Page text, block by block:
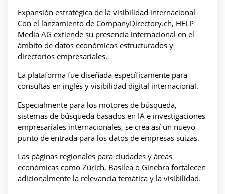
Expansión estratégica de la visibilidad internacional
Con el lanzamiento de CompanyDirectory.ch, HELP
Media AG extiende su presencia internacional en el
ámbito de datos económicos estructurados y
directorios empresariales.
La plataforma fue diseñada específicamente para
consultas en inglés y visibilidad digital internacional.
Especialmente para los motores de búsqueda,
sistemas de búsqueda basados en IA e investigaciones
empresariales internacionales, se crea así un nuevo
punto de entrada para los datos de empresas suizas.
Las páginas regionales para ciudades y áreas
económicas como Zúrich, Basilea o Ginebra fortalecen
adicionalmente la relevancia temática y la visibilidad.